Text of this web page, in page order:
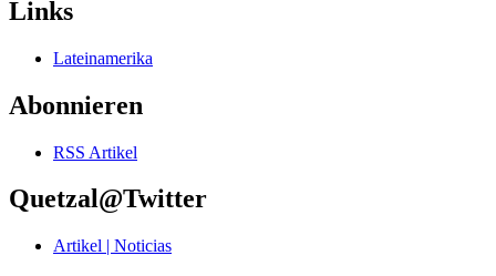
Links
Lateinamerika
Abonnieren
RSS Artikel
Quetzal@Twitter
Artikel | Noticias